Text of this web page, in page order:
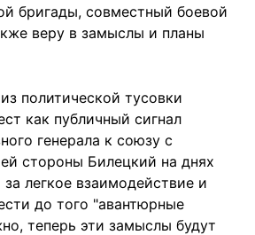
бригады, совместный боевой
веру в замыслы и планы
политической тусовки
как публичный сигнал
генерала к союзу с
стороны Билецкий на днях
легкое взаимодействие и
до того "авантюрные
теперь эти замыслы будут